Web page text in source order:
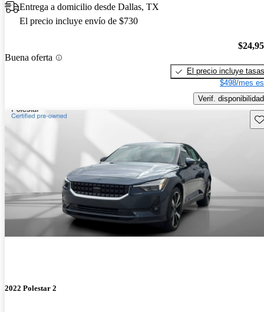
Entrega a domicilio desde Dallas, TX
El precio incluye envío de $730
Buena oferta
El precio incluye tasas
$498/mes
Verif. disponibilidad
2022 Polestar 2